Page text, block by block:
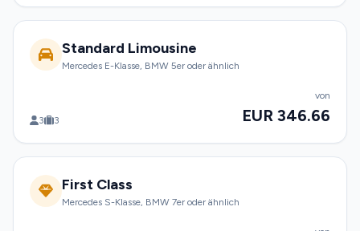
Standard Limousine
Mercedes E-Klasse, BMW 5er oder ähnlich
3 3
von
EUR 346.66
First Class
Mercedes S-Klasse, BMW 7er oder ähnlich